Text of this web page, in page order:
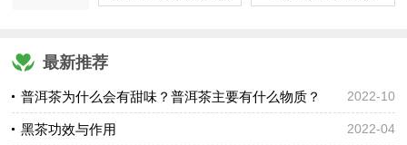
最新推荐
普洱茶为什么会有甜味？普洱茶主要有什么物质？ 2022-10
黑茶功效与作用 2022-04